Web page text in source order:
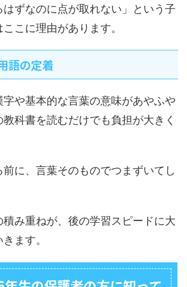
はずなのに点が取れない」という子
こに理由があります。
語の定着
や基本的な言葉の意味があやふや
科書を読むだけでも負担が大きく
に、言葉そのものでつまずいてし
積み重ねが、後の学習スピードに大
ます。